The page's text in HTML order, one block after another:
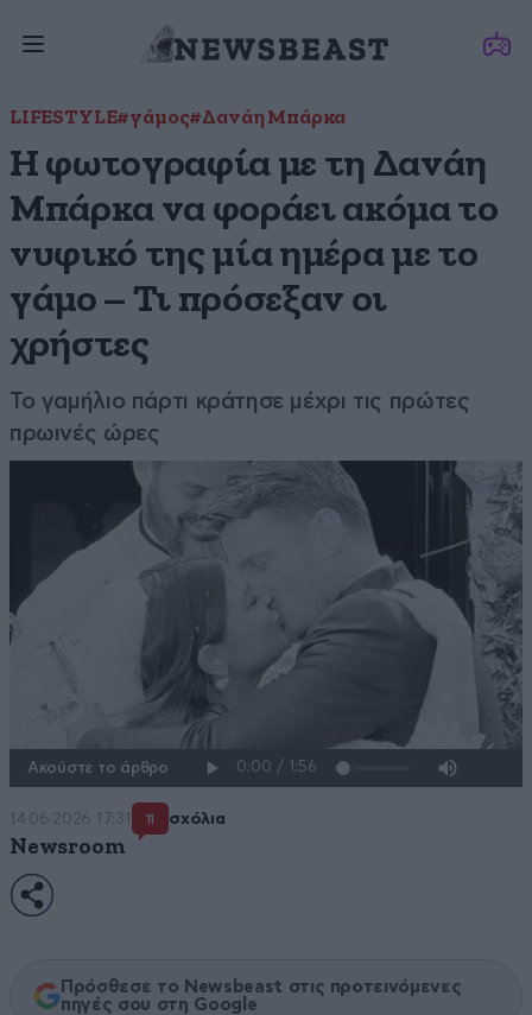
LIFESTYLE#γάμος#Δανάη Μπάρκα
Η φωτογραφία με τη Δανάη
Μπάρκα να φοράει ακόμα το
νυφικό της μία ημέρα με το
γάμο – Τι πρόσεξαν οι
χρήστες
Το γαμήλιο πάρτι κράτησε μέχρι τις πρώτες
πρωινές ώρες
Ακούστε το άρθρο
14·06·2026 17:31 11 σχόλια
Newsroom
Πρόσθεσε το Newsbeast στις προτεινόμενες
πηγές σου στη Google